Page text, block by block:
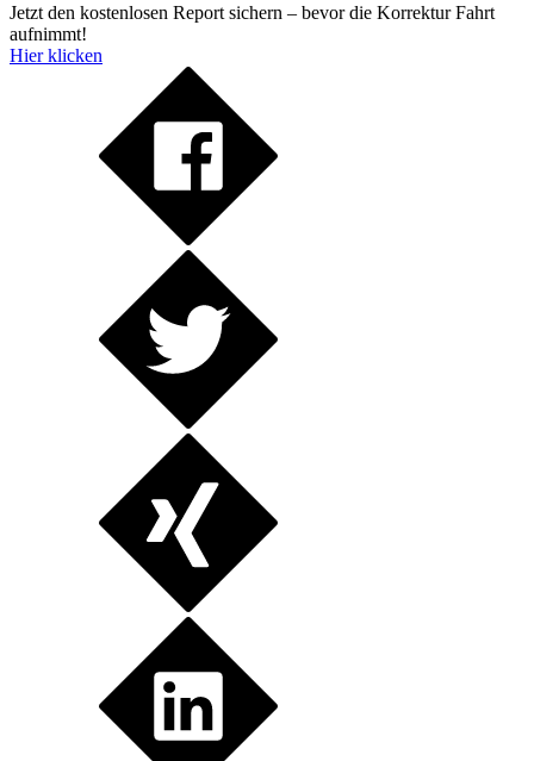
Jetzt den kostenlosen Report sichern – bevor die Korrektur Fahrt
aufnimmt!
Hier klicken